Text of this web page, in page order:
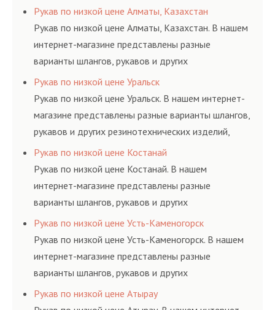
соответствующих ГОСТам, техническим условиям
и нормативам.
Рукав по низкой цене Алматы, Казахстан
Рукав по низкой цене Алматы, Казахстан. В нашем
интернет-магазине представлены разные
варианты шлангов, рукавов и других
резинотехнических изделий, соответствующих
ГОСТам, техническим условиям и нормативам.
Рукав по низкой цене Уральск
Рукав по низкой цене Уральск. В нашем интернет-
магазине представлены разные варианты шлангов,
рукавов и других резинотехнических изделий,
соответствующих ГОСТам, техническим условиям
и нормативам.
Рукав по низкой цене Костанай
Рукав по низкой цене Костанай. В нашем
интернет-магазине представлены разные
варианты шлангов, рукавов и других
резинотехнических изделий, соответствующих
ГОСТам, техническим условиям и нормативам.
Рукав по низкой цене Усть-Каменогорск
Рукав по низкой цене Усть-Каменогорск. В нашем
интернет-магазине представлены разные
варианты шлангов, рукавов и других
резинотехнических изделий, соответствующих
ГОСТам, техническим условиям и нормативам.
Рукав по низкой цене Атырау